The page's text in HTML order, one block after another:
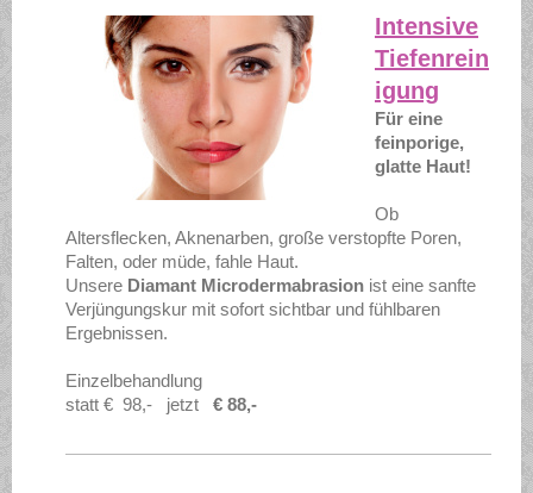
Intensive
Tiefenrein
igung
Für eine
feinporige,
glatte Haut!
Ob
Altersflecken, Aknenarben, große verstopfte Poren,
Falten, oder müde, fahle Haut.
Unsere Diamant Microdermabrasion ist eine sanfte
Verjüngungskur mit sofort sichtbar und fühlbaren
Ergebnissen.
Einzelbehandlung
statt € 98,- jetzt € 88,-